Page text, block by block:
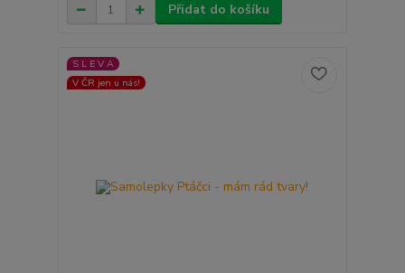
Přidat do košíku
S L E V A
V ČR jen u nás!